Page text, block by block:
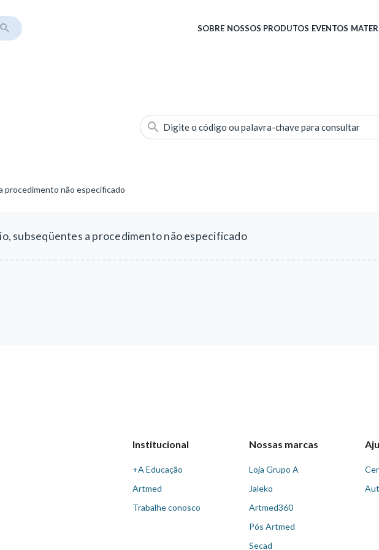
SOBRE NOSSOS PRODUTOS EVENTOS
Digite o código ou palavra-chave para consultar
procedimento não especificado
subseqüentes a procedimento não especificado
Institucional
+A Educação
Artmed
Trabalhe conosco
Nossas marcas
Loja Grupo A
Jaleko
Artmed360
Pós Artmed
Secad